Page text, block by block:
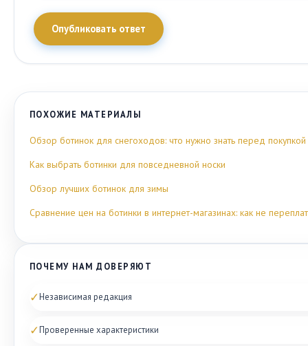
Опубликовать ответ
ПОХОЖИЕ МАТЕРИАЛЫ
Обзор ботинок для снегоходов: что нужно знать перед покупкой
Как выбрать ботинки для повседневной носки
Обзор лучших ботинок для зимы
Сравнение цен на ботинки в интернет-магазинах: как не
ПОЧЕМУ НАМ ДОВЕРЯЮТ
✓Независимая редакция
✓Проверенные характеристики